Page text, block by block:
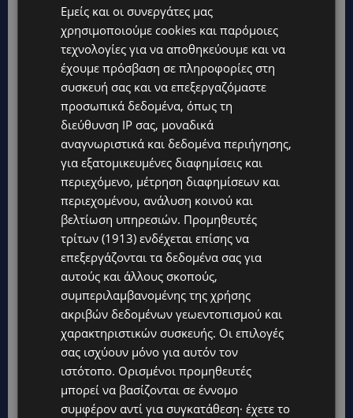
ΑΦΘΩΔΗΣ ΠΥΡΕΤΟΣ: Στο επίκεντρο 6.000 ζώα
– Επιστρατεύονται αστυνομία και στρατός
για τις θανατώσεις
VIBE NEWS 3 Ιουνίου, 2026
Αγώνας δρόμου για τις τελευταίες μολυσμένες
μονάδες Στο επίκεντρο της χθεσινής σύσκεψης
στο Προεδρικό βρέθηκε η ολοκλήρωση των
θανατώσεων σε...
Εμείς και οι συνεργάτες μας
χρησιμοποιούμε cookies και παρόμοιες
τεχνολογίες για να αποθηκεύουμε και να
έχουμε πρόσβαση σε πληροφορίες στη
συσκευή σας και να επεξεργαζόμαστε
προσωπικά δεδομένα, όπως τη
διεύθυνση IP σας, μοναδικά
αναγνωριστικά και δεδομένα περιήγησης,
για εξατομικευμένες διαφημίσεις και
περιεχόμενο, μέτρηση διαφημίσεων και
περιεχομένου, ανάλυση κοινού και
βελτίωση υπηρεσιών. Προμηθευτές
τρίτων (1913) ενδέχεται επίσης να
επεξεργάζονται τα δεδομένα σας για
αυτούς και άλλους σκοπούς,
συμπεριλαμβανομένης της χρήσης
ακριβών δεδομένων γεωεντοπισμού και
χαρακτηριστικών συσκευής. Οι επιλογές
σας ισχύουν μόνο για αυτόν τον
ιστότοπο. Ορισμένοι προμηθευτές
μπορεί να βασίζονται σε έννομο
συμφέρον αντί για συγκατάθεση· έχετε το